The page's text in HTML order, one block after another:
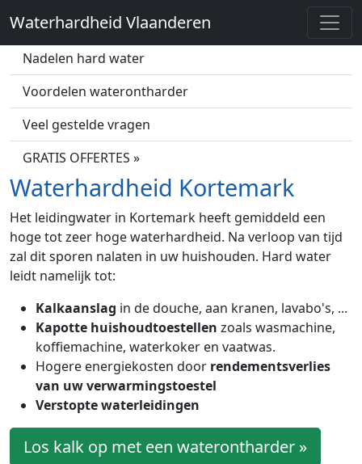
Waterhardheid Vlaanderen
Wat is hard water?
Nadelen hard water
Voordelen waterontharder
Veel gestelde vragen
GRATIS OFFERTES »
Waterhardheid Kortemark
Het leidingwater in Kortemark heeft gemiddeld een
hoge tot zeer hoge waterhardheid. Na verloop van tijd
zal dit sporen nalaten in uw huishouden. Hard water
leidt namelijk tot:
Kalkaanslag in de douche, aan kranen, lavabo's, ...
Kapotte huishoudtoestellen zoals wasmachine,
koffiemachine, waterkoker en vaatwas.
Hogere energiekosten door rendementsverlies
van uw verwarmingstoestel
Verstopte waterleidingen
Los kalk op met een waterontharder »